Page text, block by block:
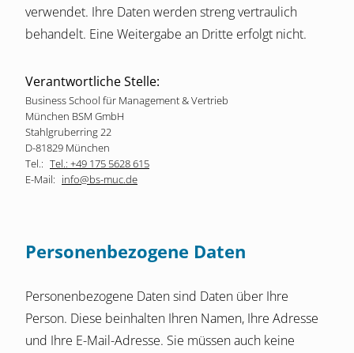
verwendet. Ihre Daten werden streng vertraulich
behandelt. Eine Weitergabe an Dritte erfolgt nicht.
Verantwortliche Stelle:
Business School für Management & Vertrieb
München BSM GmbH
Stahlgruberring 22
D-81829 München
Tel.: Tel.: +49 175 5628 615
E-Mail: info@bs-muc.de
Personenbezogene Daten
Personenbezogene Daten sind Daten über Ihre
Person. Diese beinhalten Ihren Namen, Ihre Adresse
und Ihre E-Mail-Adresse. Sie müssen auch keine